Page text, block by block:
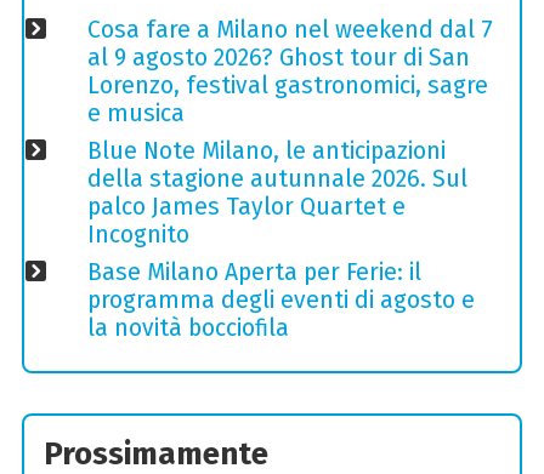
Cosa fare a Milano nel weekend dal 7
al 9 agosto 2026? Ghost tour di San
Lorenzo, festival gastronomici, sagre
e musica
Blue Note Milano, le anticipazioni
della stagione autunnale 2026. Sul
palco James Taylor Quartet e
Incognito
Base Milano Aperta per Ferie: il
programma degli eventi di agosto e
la novità bocciofila
Prossimamente